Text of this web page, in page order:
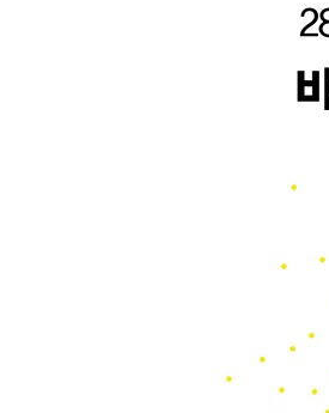
27 33개의 척추뼈를 잘
30 복근은 하나가 아닌
32 힘은 배에 줬는데 허
33 발끝이 저린 건 혈액
34 허리 근육도 계절을
6장 등과 어깨만 제대로
35 벼는 익을수록 고개